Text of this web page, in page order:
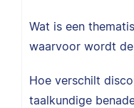
Wat is een
waarvoor wordt
Hoe verschilt
taalkundige